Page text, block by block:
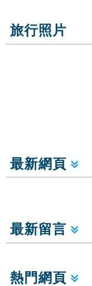
旅行照片
最新網頁
最新留言
熱門網頁